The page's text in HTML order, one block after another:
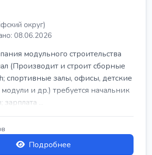
округ)
08.06.2026
модульного строительства
(Производит и строит сборные
спортивные залы, офисы, детские
и др.) требуется начальник
...
Подробнее